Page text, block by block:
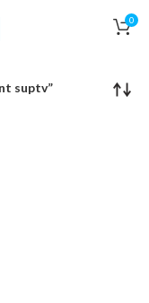
0
suptv”